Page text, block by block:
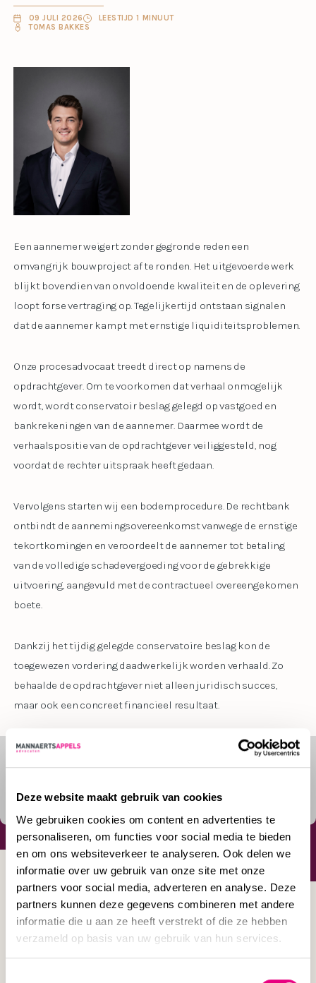
Deze website maakt gebruik van cookies
We gebruiken cookies om content en advertenties te
personaliseren, om functies voor social media te bieden
en om ons websiteverkeer te analyseren. Ook delen we
informatie over uw gebruik van onze site met onze
partners voor social media, adverteren en analyse. Deze
partners kunnen deze gegevens combineren met andere
informatie die u aan ze heeft verstrekt of die ze hebben
verzameld op basis van uw gebruik van hun services.
09 JULI 2026
LEESTIJD 1 MINUUT
TOMAS BAKKES
Een aannemer weigert zonder gegronde reden een
omvangrijk bouwproject af te ronden. Het uitgevoerde werk
blijkt bovendien van onvoldoende kwaliteit en de oplevering
loopt forse vertraging op. Tegelijkertijd ontstaan signalen
dat de aannemer kampt met ernstige liquiditeitsproblemen.
Onze procesadvocaat treedt direct op namens de
opdrachtgever. Om te voorkomen dat verhaal onmogelijk
wordt, wordt conservatoir beslag gelegd op vastgoed en
bankrekeningen van de aannemer. Daarmee wordt de
verhaalspositie van de opdrachtgever veiliggesteld, nog
voordat de rechter uitspraak heeft gedaan.
Vervolgens starten wij een bodemprocedure. De rechtbank
ontbindt de aannemingsovereenkomst vanwege de ernstige
tekortkomingen en veroordeelt de aannemer tot betaling
van de volledige schadevergoeding voor de gebrekkige
uitvoering, aangevuld met de contractueel overeengekomen
boete.
Dankzij het tijdig gelegde conservatoire beslag kon de
toegewezen vordering daadwerkelijk worden verhaald. Zo
behaalde de opdrachtgever niet alleen juridisch succes,
maar ook een concreet financieel resultaat.
Facebook
LinkedIn
Delen
Meer weten over onze
Laatste nieuws